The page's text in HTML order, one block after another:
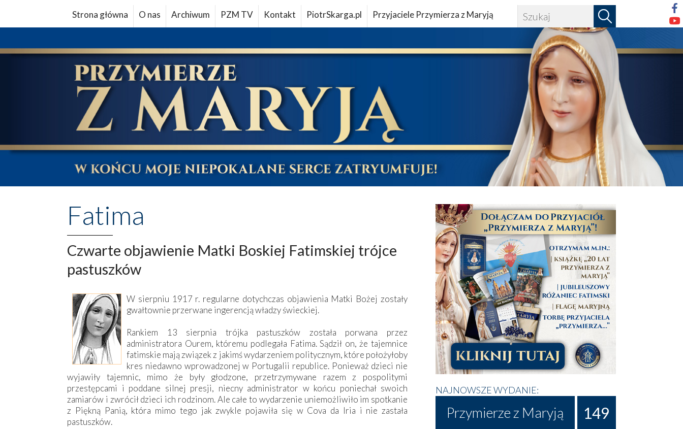
Strona główna O nas Archiwum PZM TV Kontakt PiotrSkarga.pl Przyjaciele Przymierza z Maryją
Fatima
Czwarte objawienie Matki Boskiej Fatimskiej trójce
pastuszków
W sierpniu 1917 r. regularne dotychczas objawienia Matki Bożej zostały
gwałtownie przerwane ingerencją władzy świeckiej.
Rankiem 13 sierpnia trójka pastuszków została porwana przez
administratora Ourem, któremu podlegała Fatima. Sądził on, że tajemnice
fatimskie mają związek z jakimś wydarzeniem politycznym, które położyłoby
kres niedawno wprowadzonej w Portugalii republice. Ponieważ dzieci nie
wyjawiły tajemnic, mimo że były głodzone, przetrzymywane razem z pospolitymi
przestępcami i poddane silnej presji, niecny administrator w końcu poniechał swoich
zamiarów i zwrócił dzieci ich rodzinom. Ale całe to wydarzenie uniemożliwiło im spotkanie
z Piękną Panią, która mimo tego jak zwykle pojawiła się w Cova da Iria i nie zastała
pastuszków.
NAJNOWSZE WYDANIE:
Przymierze z Maryją 149